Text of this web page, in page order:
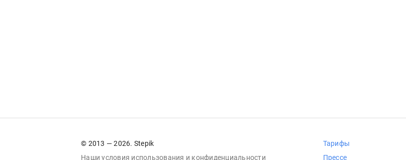
© 2013 — 2026. Stepik
Наши условия использования и конфиденциальности
Тарифы
Прессе